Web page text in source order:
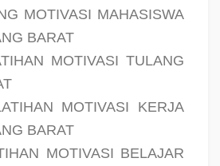
MOTIVASI MAHASISWA
BARAT
MOTIVASI TULANG
MOTIVASI KERJA
BARAT
MOTIVASI BELAJAR